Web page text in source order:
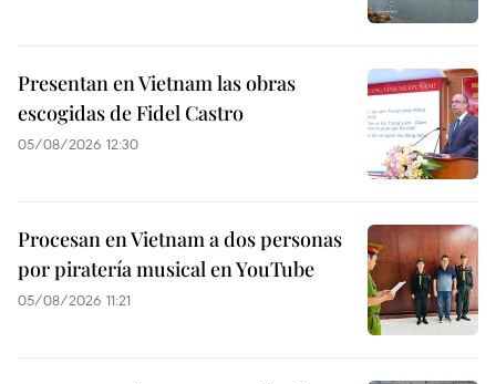
Presentan en Vietnam las obras
escogidas de Fidel Castro
05/08/2026 12:30
Procesan en Vietnam a dos personas
por piratería musical en YouTube
05/08/2026 11:21